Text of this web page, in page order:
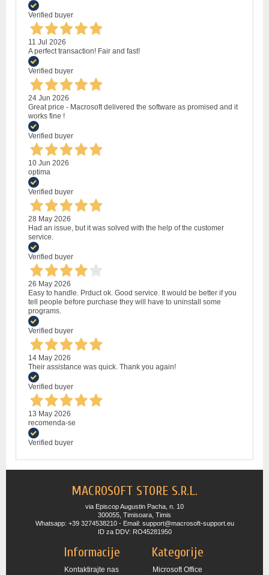
Verified buyer
11 Jul 2026
A perfect transaction! Fair and fast!
Verified buyer
24 Jun 2026
Great price - Macrosoft delivered the software as promised and it
works fine !
Verified buyer
10 Jun 2026
optima
Verified buyer
28 May 2026
Had an issue, but it was solved with the help of the customer
service.
Verified buyer
26 May 2026
Easy to handle. Prduct ok. Good service. It would be better if you
tell people before purchase they will have to uninstall some
programs.
Verified buyer
14 May 2026
Their assistance was quick. Thank you again!
Verified buyer
13 May 2026
recomenda-se
Verified buyer
MACROSOFT STORE S.R.L.
via Episcop Augustin Pacha, n. 10
300055, Timisoara, Timis
Whatsapp: +39 3274538210 - Email: support@macrosoft-support.eu
ID za DDV: RO45281950
Informacije
Kontaktirajte nas
Kategorije
Microsoft Office